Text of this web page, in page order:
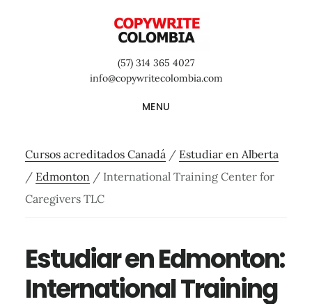
(57) 314 365 4027
info@copywritecolombia.com
MENU
Cursos acreditados Canadá / Estudiar en Alberta
/ Edmonton /International Training Center for
Caregivers TLC
Estudiar en Edmonton:
International Training